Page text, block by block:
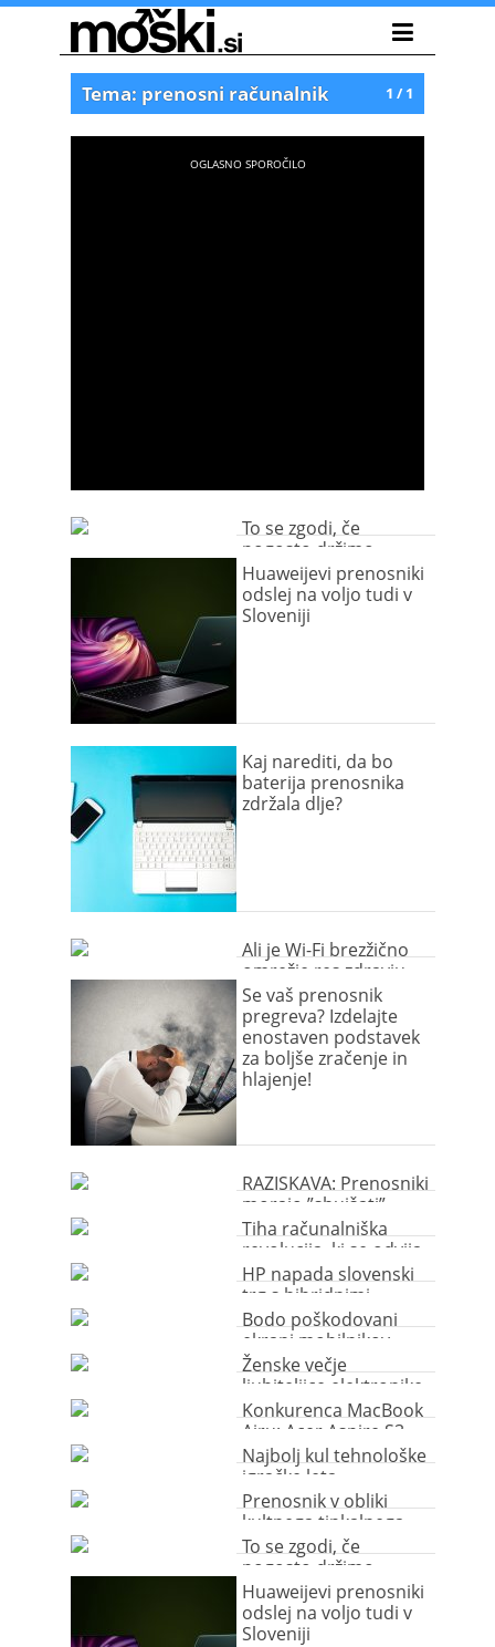
1 / 1
Tema: prenosni računalnik
To se zgodi, če
pogosto držimo
prenosnik v naročju
Huaweijevi prenosniki
odslej na voljo tudi v
Sloveniji
Kaj narediti, da bo
baterija prenosnika
zdržala dlje?
Ali je Wi-Fi brezžično
omrežje res zdravju
škodljivo?
Se vaš prenosnik
pregreva? Izdelajte
enostaven podstavek
za boljše zračenje in
hlajenje!
RAZISKAVA: Prenosniki
morajo ”shujšati”
Tiha računalniška
revolucija, ki se odvija
ta hip
HP napada slovenski
trg s hibridnimi
računalniki
Bodo poškodovani
ekrani mobilnikov
kmalu preteklost?
Ženske večje
ljubiteljice elektronike
kot moški?!
Konkurenca MacBook
Airu: Acer Aspire S3
Najbolj kul tehnološke
igračke leta
Prenosnik v obliki
kultnega tipkalnega
stroja
To se zgodi, če
pogosto držimo
prenosnik v naročju
Huaweijevi prenosniki
odslej na voljo tudi v
Sloveniji